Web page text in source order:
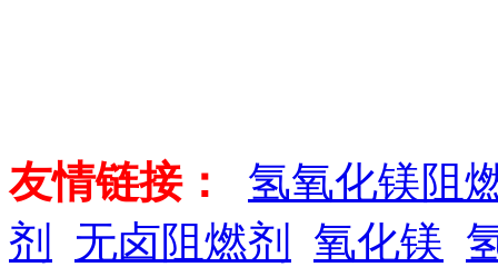
友情链接：
氢氧化镁阻
剂
无卤阻燃剂 氧化镁